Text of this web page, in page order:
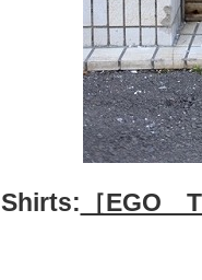
Shirts: ［EGO